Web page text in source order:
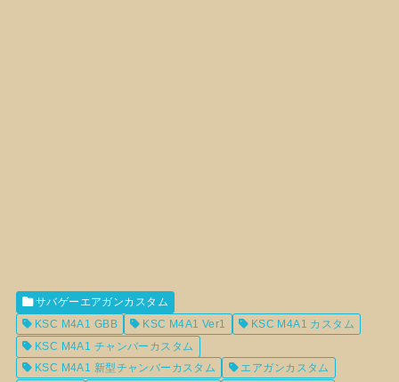
サバゲーエアガンカスタム
KSC M4A1 GBB
KSC M4A1 Ver1
KSC M4A1 カスタム
KSC M4A1 チャンバーカスタム
KSC M4A1 新型チャンバーカスタム
エアガンカスタム